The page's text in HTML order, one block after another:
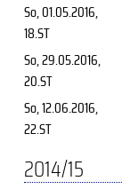
So, 01.05.2016,
18.ST
So, 29.05.2016,
20.ST
So, 12.06.2016,
22.ST
2014/15